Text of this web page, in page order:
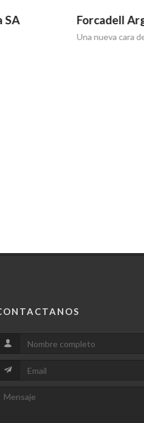
Forcadell
Una nueva cara de